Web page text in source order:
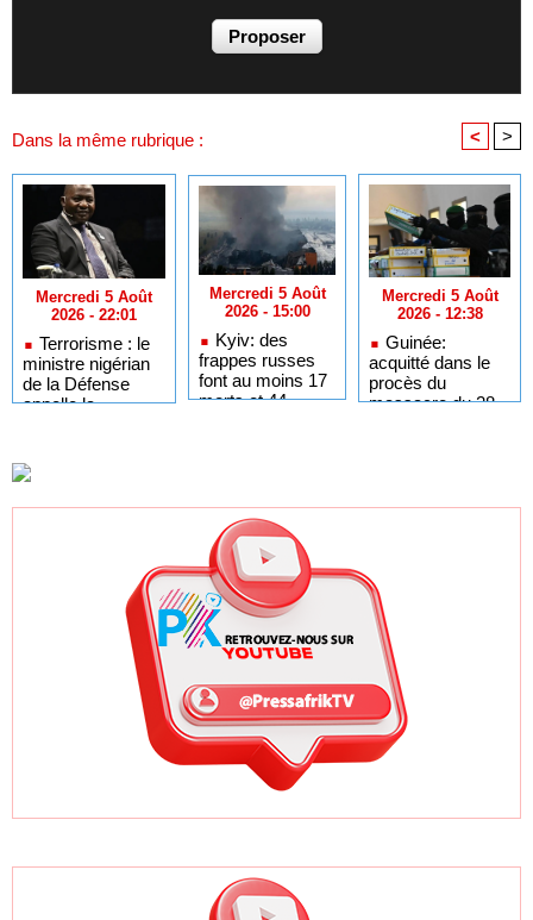
Dans la même rubrique : < >
Mercredi 5 Août
2026 - 22:01
Terrorisme : le
ministre nigérian
de la Défense
appelle la
fléau
Mercredi 5 Août
2026 - 15:00
Kyiv: des
frappes russes
font au moins 17
morts et 44
Mercredi 5 Août
2026 - 12:38
Guinée:
acquitté dans le
procès du
massacre du 28